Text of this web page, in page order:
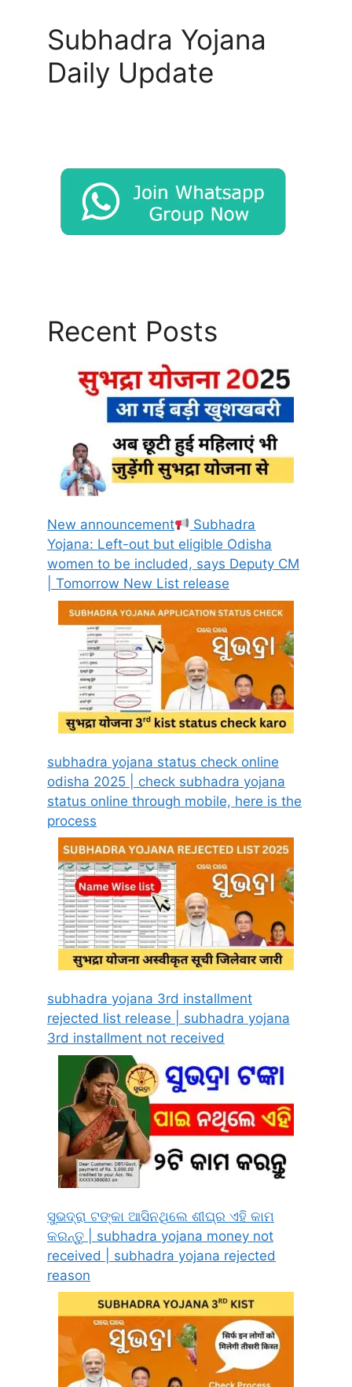
Subhadra Yojana
Daily Update
Recent Posts
New announcement
Subhadra
Yojana: Left-out but eligible Odisha
women to be included, says Deputy CM
| Tomorrow New List release
subhadra yojana status check online
odisha 2025 | check subhadra yojana
status online through mobile, here is the
process
subhadra yojana 3rd installment
rejected list release | subhadra yojana
3rd installment not received
ସୁଭଦ୍ରା ଟଙ୍କା ଆସିନଥିଲେ ଶୀଘ୍ର ଏହି କାମ
କରନ୍ତୁ | subhadra yojana money not
received | subhadra yojana rejected
reason